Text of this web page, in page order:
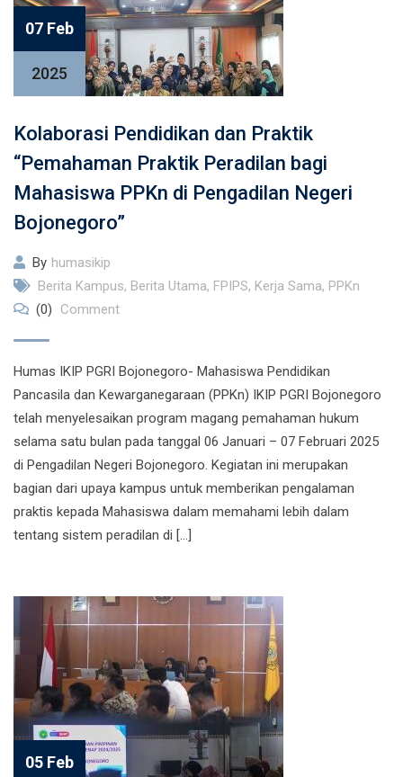
07 Feb
2025
Kolaborasi Pendidikan dan Praktik
“Pemahaman Praktik Peradilan bagi
Mahasiswa PPKn di Pengadilan Negeri
Bojonegoro”
By humasikip
Berita Kampus, Berita Utama, FPIPS, Kerja Sama, PPKn
(0)
Comment
Humas IKIP PGRI Bojonegoro- Mahasiswa Pendidikan
Pancasila dan Kewarganegaraan (PPKn) IKIP PGRI Bojonegoro
telah menyelesaikan program magang pemahaman hukum
selama satu bulan pada tanggal 06 Januari – 07 Februari 2025
di Pengadilan Negeri Bojonegoro. Kegiatan ini merupakan
bagian dari upaya kampus untuk memberikan pengalaman
praktis kepada Mahasiswa dalam memahami lebih dalam
tentang sistem peradilan di […]
05 Feb